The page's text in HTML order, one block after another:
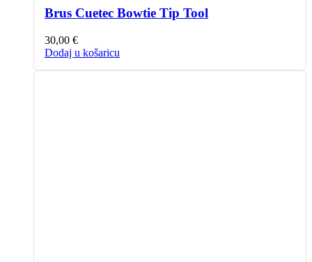
Brus Cuetec Bowtie Tip Tool
30,00 €
Dodaj u košaricu